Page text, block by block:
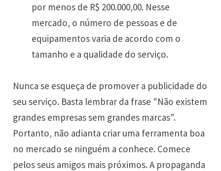
por menos de R$ 200.000,00. Nesse
mercado, o número de pessoas e de
equipamentos varia de acordo com o
tamanho e a qualidade do serviço.
Nunca se esqueça de promover a publicidade do
seu serviço. Basta lembrar da frase "Não existem
grandes empresas sem grandes marcas".
Portanto, não adianta criar uma ferramenta boa
no mercado se ninguém a conhece. Comece
pelos seus amigos mais próximos. A propaganda